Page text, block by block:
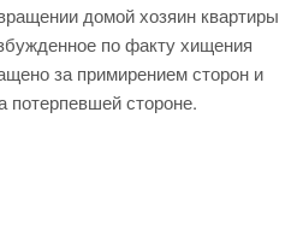
домой хозяин квартиры
по факту хищения
за примирением сторон и
стороне.